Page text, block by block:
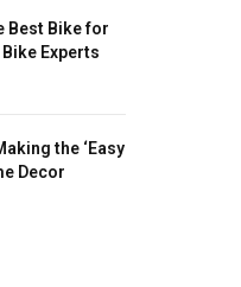
Best Bike for
Experts
the ‘Easy
Decor